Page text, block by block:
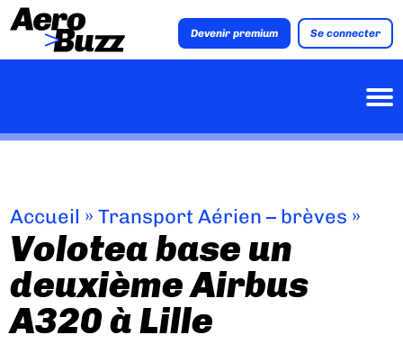
Devenir premium Se connecter
Accueil »Transport Aérien – brèves »
Volotea base un
deuxième Airbus
A320 à Lille